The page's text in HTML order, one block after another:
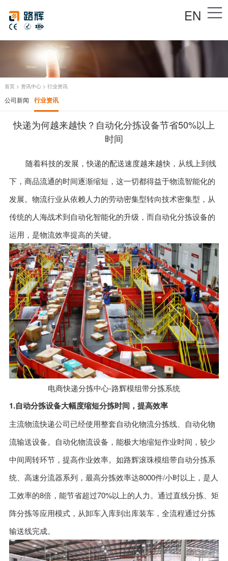
EN
首页> 资讯中心> 行业资讯
公司新闻 行业资讯
快递为何越来越快？自动化分拣设备节省50%以上
时间
随着科技的发展，快递的配送速度越来越快，从线上到线
下，商品流通的时间逐渐缩短，这一切都得益于物流智能化的
发展。物流行业从依赖人力的劳动密集型转向技术密集型，从
传统的人海战术到自动化智能化的升级，而自动化分拣设备的
运用，是物流效率提高的关键。
电商快递分拣中心-路辉模组带分拣系统
1.自动分拣设备大幅度缩短分拣时间，提高效率
主流物流快递公司已经使用整套自动化物流分拣线、自动化物
流输送设备。自动化物流设备，能极大地缩短作业时间，较少
中间周转环节，提高作业效率。如路辉滚珠模组带自动分拣系
统、高速分流器系列，最高分拣效率达8000件/小时以上，是人
工效率的8倍，能节省超过70%以上的人力。通过直线分拣、矩
阵分拣等应用模式，从卸车入库到出库装车，全流程通过分拣
输送线完成。